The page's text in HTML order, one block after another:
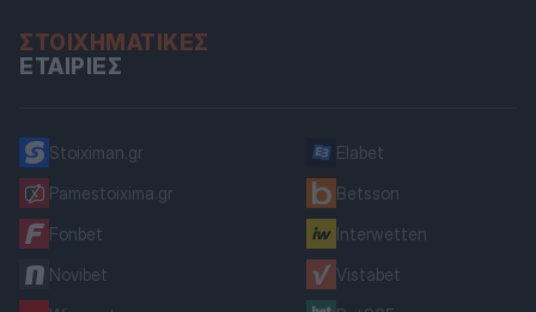
ΣΤΟΙΧΗΜΑΤΙΚΈΣ
ΕΤΑΙΡΊΕΣ
Stoiximan.gr
Pamestoixima.gr
Fonbet
Novibet
Elabet
Betsson
Interwetten
Vistabet